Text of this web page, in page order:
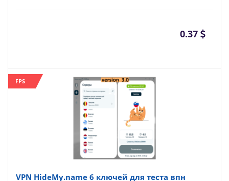
0.37
FPS
VPN HideMy.name 6 ключей для теста впн